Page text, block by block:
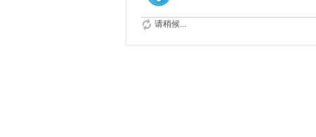
请稍候...